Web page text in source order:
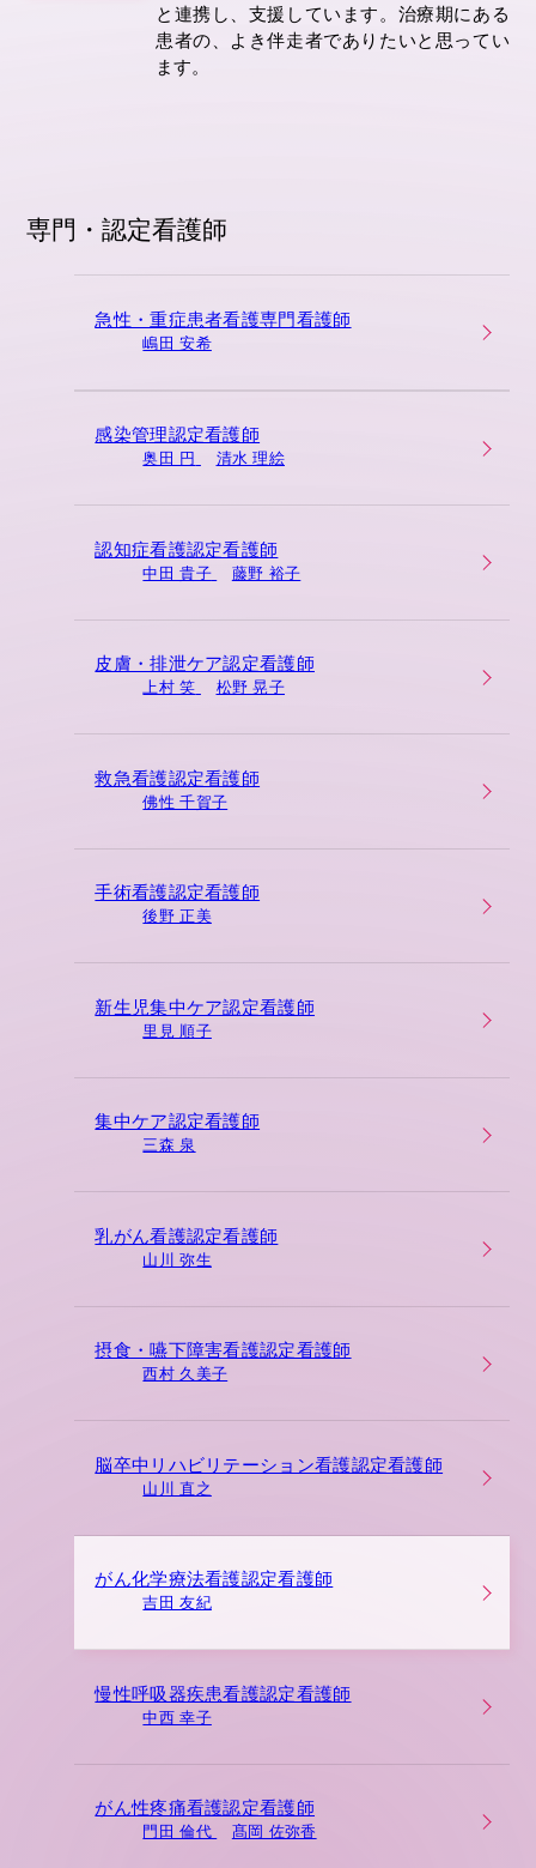
と連携し、支援しています。治療期にある
患者の、よき伴走者でありたいと思ってい
ます。
専門・認定看護師
急性・重症患者看護専門看護師
嶋田 安希
感染管理認定看護師
奥田 円 清水 理絵
認知症看護認定看護師
中田 貴子 藤野 裕子
皮膚・排泄ケア認定看護師
上村 笑 松野 晃子
救急看護認定看護師
佛性 千賀子
手術看護認定看護師
後野 正美
新生児集中ケア認定看護師
里見 順子
集中ケア認定看護師
三森 泉
乳がん看護認定看護師
山川 弥生
摂食・嚥下障害看護認定看護師
西村 久美子
脳卒中リハビリテーション看護認定看護師
山川 直之
がん化学療法看護認定看護師
吉田 友紀
慢性呼吸器疾患看護認定看護師
中西 幸子
がん性疼痛看護認定看護師
門田 倫代 髙岡 佐弥香